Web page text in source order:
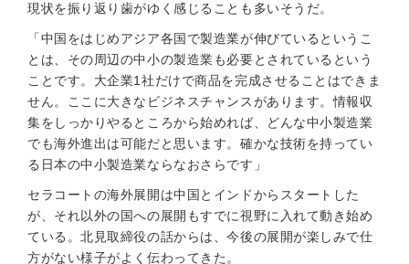
現状を振り返り歯がゆく感じることも多いそうだ。
「中国をはじめアジア各国で製造業が伸びているというこ
とは、その周辺の中小の製造業も必要とされているという
ことです。大企業1社だけで商品を完成させることはできま
せん。ここに大きなビジネスチャンスがあります。情報収
集をしっかりやるところから始めれば、どんな中小製造業
でも海外進出は可能だと思います。確かな技術を持ってい
る日本の中小製造業ならなおさらです」
セラコートの海外展開は中国とインドからスタートした
が、それ以外の国への展開もすでに視野に入れて動き始め
ている。北見取締役の話からは、今後の展開が楽しみで仕
方がない様子がよく伝わってきた。